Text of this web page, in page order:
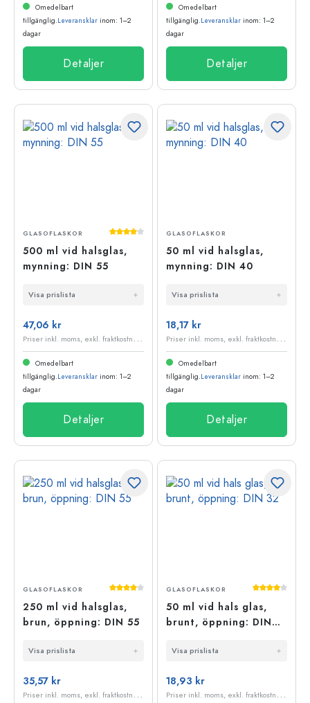
Omedelbart
tillgänglig.Leveransklar inom: 1–2
dagar
Detaljer
Omedelbart
tillgänglig.Leveransklar inom: 1–2
dagar
Detaljer
Genomsnittligt betyg på 4 av 5 stjärnor
GLASOFLASKOR
500 ml vid halsglas,
mynning: DIN 55
Visa prislista
47,06 kr
P
riser inkl. moms, exkl. fraktkostnader
Omedelbart
tillgänglig.Leveransklar inom: 1–2
dagar
Detaljer
GLASOFLASKOR
50 ml vid halsglas,
mynning: DIN 40
Visa prislista
18,17 kr
P
riser inkl. moms, exkl. fraktkostnader
Omedelbart
tillgänglig.Leveransklar inom: 1–2
dagar
Detaljer
Genomsnittligt betyg på 4 av 5 stjärnor
GLASOFLASKOR
250 ml vid halsglas,
brun, öppning: DIN 55
Visa prislista
35,57 kr
P
riser inkl. moms, exkl. fraktkostnader
GLASOFLASKOR
50 ml vid hals glas,
brunt, öppning: DIN
Visa prislista
18,93 kr
P
riser inkl. moms, exkl. fraktkostnader